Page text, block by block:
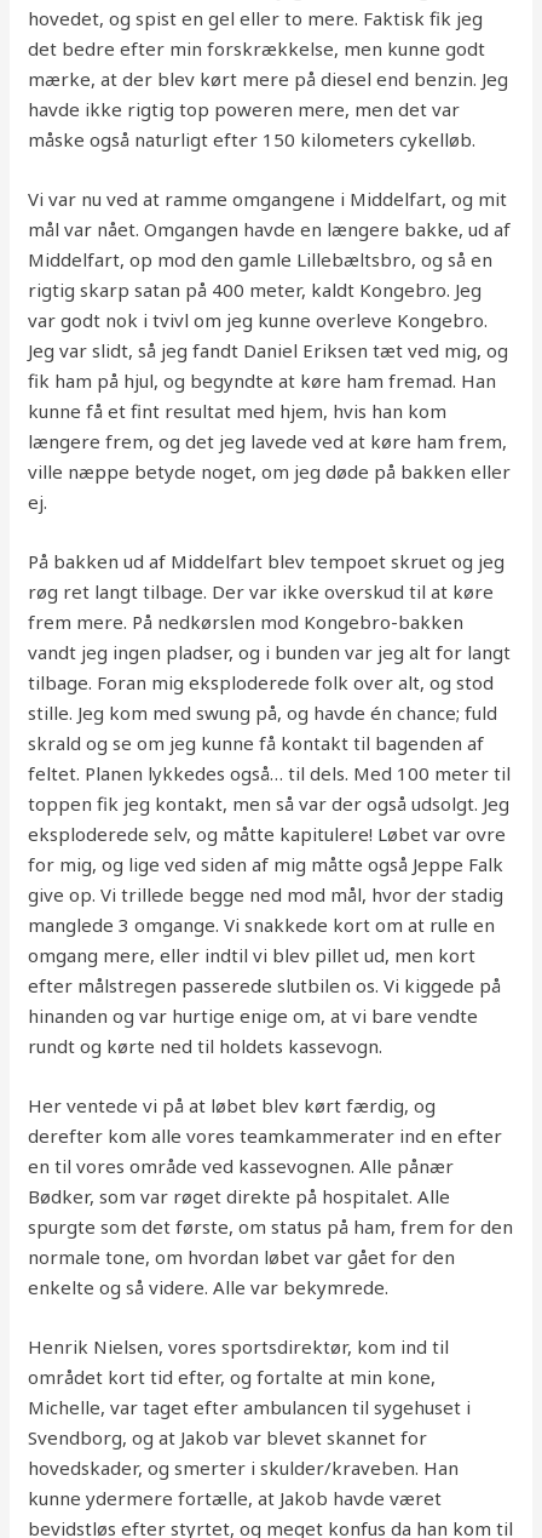
hovedet, og spist en gel eller to mere. Faktisk fik jeg
det bedre efter min forskrækkelse, men kunne godt
mærke, at der blev kørt mere på diesel end benzin. Jeg
havde ikke rigtig top poweren mere, men det var
måske også naturligt efter 150 kilometers cykelløb.
Vi var nu ved at ramme omgangene i Middelfart, og mit
mål var nået. Omgangen havde en længere bakke, ud af
Middelfart, op mod den gamle Lillebæltsbro, og så en
rigtig skarp satan på 400 meter, kaldt Kongebro. Jeg
var godt nok i tvivl om jeg kunne overleve Kongebro.
Jeg var slidt, så jeg fandt Daniel Eriksen tæt ved mig, og
fik ham på hjul, og begyndte at køre ham fremad. Han
kunne få et fint resultat med hjem, hvis han kom
længere frem, og det jeg lavede ved at køre ham frem,
ville næppe betyde noget, om jeg døde på bakken eller
ej.
På bakken ud af Middelfart blev tempoet skruet og jeg
røg ret langt tilbage. Der var ikke overskud til at køre
frem mere. På nedkørslen mod Kongebro-bakken
vandt jeg ingen pladser, og i bunden var jeg alt for langt
tilbage. Foran mig eksploderede folk over alt, og stod
stille. Jeg kom med swung på, og havde én chance; fuld
skrald og se om jeg kunne få kontakt til bagenden af
feltet. Planen lykkedes også… til dels. Med 100 meter til
toppen fik jeg kontakt, men så var der også udsolgt. Jeg
eksploderede selv, og måtte kapitulere! Løbet var ovre
for mig, og lige ved siden af mig måtte også Jeppe Falk
give op. Vi trillede begge ned mod mål, hvor der stadig
manglede 3 omgange. Vi snakkede kort om at rulle en
omgang mere, eller indtil vi blev pillet ud, men kort
efter målstregen passerede slutbilen os. Vi kiggede på
hinanden og var hurtige enige om, at vi bare vendte
rundt og kørte ned til holdets kassevogn.
Her ventede vi på at løbet blev kørt færdig, og
derefter kom alle vores teamkammerater ind en efter
en til vores område ved kassevognen. Alle pånær
Bødker, som var røget direkte på hospitalet. Alle
spurgte som det første, om status på ham, frem for den
normale tone, om hvordan løbet var gået for den
enkelte og så videre. Alle var bekymrede.
Henrik Nielsen, vores sportsdirektør, kom ind til
området kort tid efter, og fortalte at min kone,
Michelle, var taget efter ambulancen til sygehuset i
Svendborg, og at Jakob var blevet skannet for
hovedskader, og smerter i skulder/kraveben. Han
kunne ydermere fortælle, at Jakob havde været
bevidstløs efter styrtet, og meget konfus da han kom til